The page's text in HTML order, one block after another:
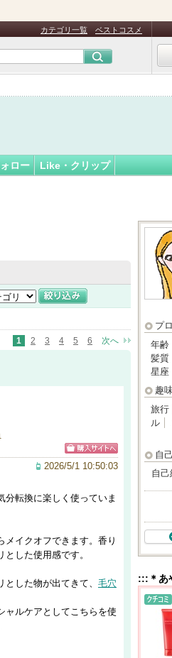
カテゴリ一覧 ベストコスメ
ロー Like・クリップ
1 2 3 4 5 6 次へ
2026/5/1 10:50:03
分転換に楽しく使っていま
メイクオフできます。香り
した使用感です。
した物が出てきて、 毛穴
ャルケアとしてこちらを使
プ
年齢
髪質
星座
趣
旅行
ル
自
自
:::＊あ